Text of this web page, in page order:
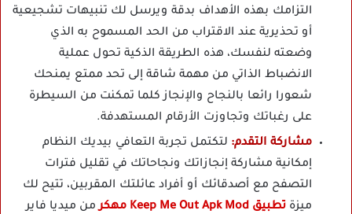
التزامك بهذه الأهداف بدقة ويرسل لك تنبيهات تشجيعية
أو تحذيرية عند الاقتراب من الحد المسموح به الذي
وضعته لنفسك، هذه الطريقة الذكية تحول عملية
الانضباط الذاتي من مهمة شاقة إلى تحد ممتع يمنحك
شعورا رائعا بالنجاح والإنجاز كلما تمكنت من السيطرة
على رغباتك وتجاوزت الأرقام المستهدفة.
مشاركة التقدم: لتكتمل تجربة التعافي بيديك النظام
إمكانية مشاركة إنجازاتك ونجاحاتك في تقليل فترات
التصفح مع أصدقائك أو أفراد عائلتك المقربين، تتيح لك
ميزة تطبيق Keep Me Out Apk Mod مهكر
من ميديا فاير